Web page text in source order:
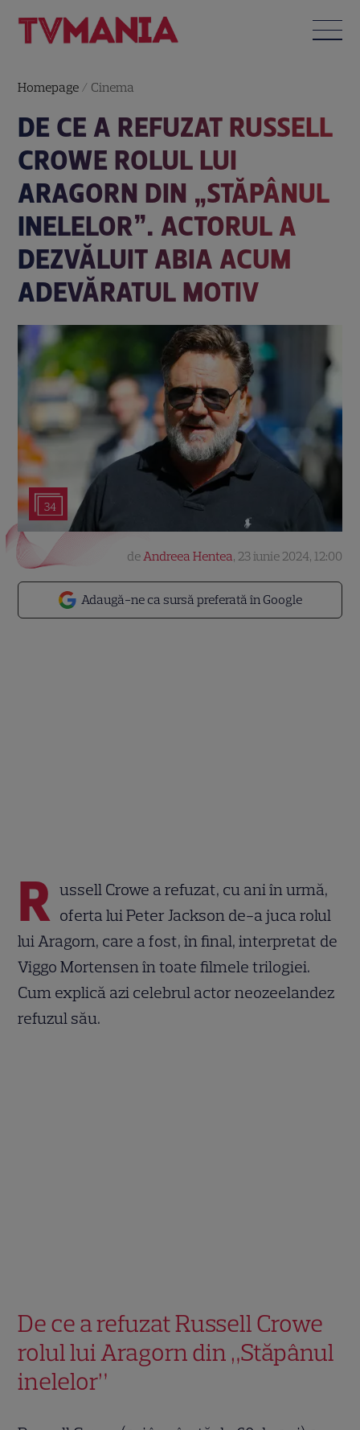
Homepage / Cinema
DE CE A REFUZAT RUSSELL
CROWE ROLUL LUI
ARAGORN DIN „STĂPÂNUL
INELELOR”. ACTORUL A
DEZVĂLUIT ABIA ACUM
ADEVĂRATUL MOTIV
34
Adaugă-ne ca sursă preferată în Google
deAndreea Hentea, 23 iunie 2024, 12:00
R ussell Crowe a refuzat, cu ani în urmă,
oferta lui Peter Jackson de-a juca rolul
lui Aragorn, care a fost, în final, interpretat de
Viggo Mortensen în toate filmele trilogiei.
Cum explică azi celebrul actor neozeelandez
refuzul său.
De ce a refuzat Russell Crowe
rolul lui Aragorn din „Stăpânul
inelelor”